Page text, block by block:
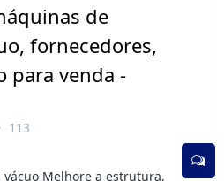
de
fornecedores,
para venda -
113
Melhore a estrutura,